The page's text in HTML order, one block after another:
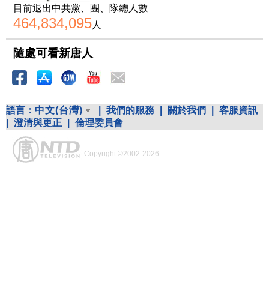
目前退出中共黨、團、隊總人數
464,834,095人
隨處可看新唐人
語言： 中文(台灣) 我們的服務 關於我們
客服資訊
澄清與更正 倫理委員會
Copyright ©2002-2026